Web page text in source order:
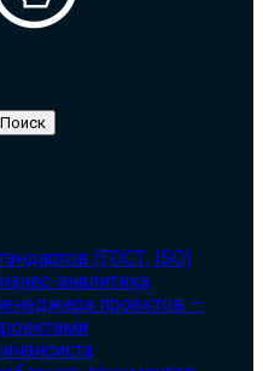
(ГОСТ, ISO)
аналитика
проектов —